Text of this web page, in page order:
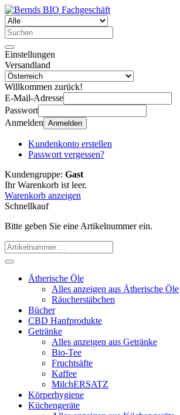
Einstellungen
Versandland
Willkommen zurück!
E-Mail-Adresse
Passwort
Anmelden Anmelden
Kundenkonto erstellen
Passwort vergessen?
Kundengruppe: Gast
Ihr Warenkorb ist leer.
Warenkorb anzeigen
Schnellkauf
Bitte geben Sie eine Artikelnummer ein.
Ätherische Öle
Alles anzeigen aus Ätherische Öle
Räucherstäbchen
Bücher
CBD Hanfprodukte
Getränke
Alles anzeigen aus Getränke
Bio-Tee
Fruchtsäfte
Kaffee
MilchERSATZ
Körperhygiene
Küchengeräte